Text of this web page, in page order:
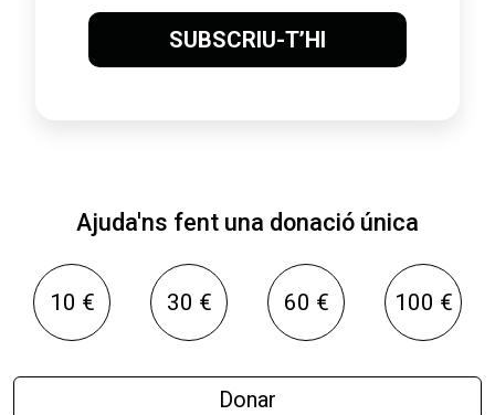
SUBSCRIU-T’HI
Ajuda'ns fent una donació única
10 € 30 € 60 € 100 €
Donar